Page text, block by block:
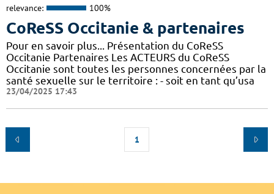
relevance: 100%
CoReSS Occitanie & partenaires
Pour en savoir plus... Présentation du CoReSS
Occitanie Partenaires Les ACTEURS du CoReSS
Occitanie sont toutes les personnes concernées par la
santé sexuelle sur le territoire : - soit en tant qu’usa
23/04/2025 17:43
1